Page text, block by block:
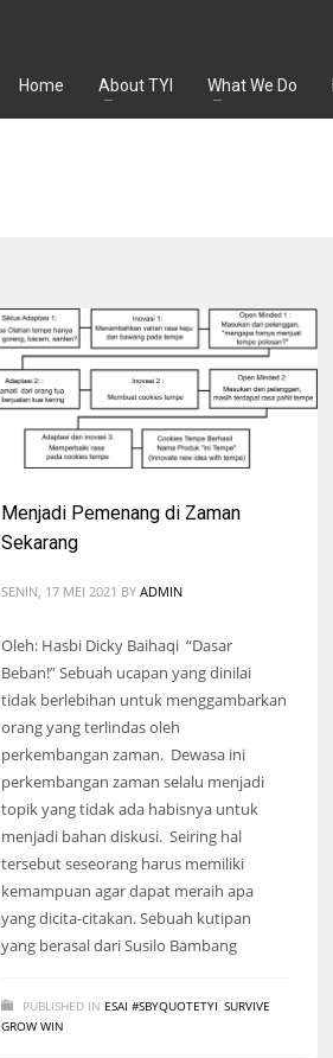
Home About TYI What We Do
Menjadi Pemenang di Zaman
Sekarang
SENIN, 17 MEI 2021 BY ADMIN
Oleh: Hasbi Dicky Baihaqi “Dasar
Beban!” Sebuah ucapan yang dinilai
tidak berlebihan untuk menggambarkan
orang yang terlindas oleh
perkembangan zaman. Dewasa ini
perkembangan zaman selalu menjadi
topik yang tidak ada habisnya untuk
menjadi bahan diskusi. Seiring hal
tersebut seseorang harus memiliki
kemampuan agar dapat meraih apa
yang dicita-citakan. Sebuah kutipan
yang berasal dari Susilo Bambang
PUBLISHED IN ESAI #SBYQUOTETYI, SURVIVE
GROW WIN